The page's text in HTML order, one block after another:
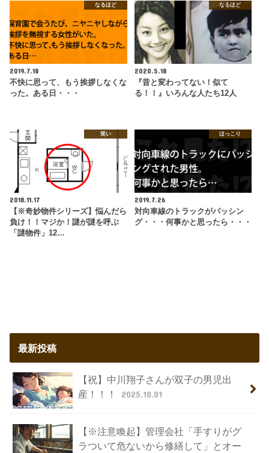
なるほど
2019.7.18
不快に思って、もう挨拶しなくな
った。ある日・・・
なるほど
2020.5.18
『昔と変わってない！似て
る！！』いろんな人たち12人
笑い
2018.11.17
【※奇妙物件シリーズ】悩んだら
負け！！マジか！謎が謎を呼ぶ
「謎物件」12…
ほっこり
2019.7.26
対向車線のトラックがパッシン
グ・・・何事かと思ったら・・・
最新投稿
【祝】中川翔子さんが双子の男児出
産！！！
2025.10.01
【※注意喚起】管理会社「手すりがグ
ラついて危ないから修繕して」とオー